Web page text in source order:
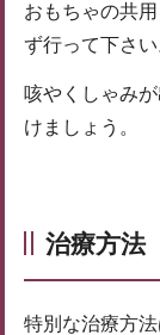
おもちゃの共
ず行って下さい
咳やくしゃみ
けましょう。
治療方法
特別な治療方